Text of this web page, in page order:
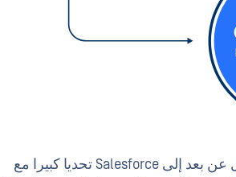
مع زيادة سيناريوهات العمل من المنزل ، قد تمثل إدارة الوصول عن بعد إلى Salesforce تحديا كبيرا مع